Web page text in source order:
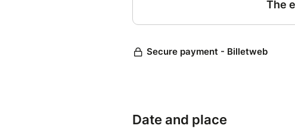
Suivez-nous surInstagramet
Date and place